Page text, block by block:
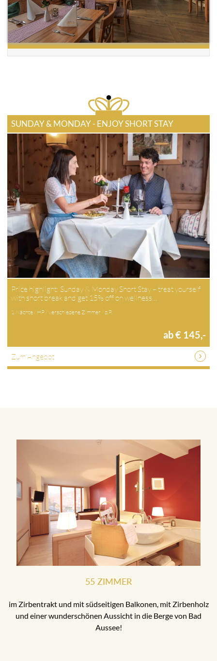
SUNDAY & MONDAY - ENJOY SHORT STAY
Price highlight: Sunday & Monday Short Stay – treat yourself
with short break and get 15% off on wellness…
1 Nächte / HP / verschiedene Zimmer / p.P.
ab € 145,-
Zum Angebot
55 ZIMMER
im Zirbentrakt und mit südseitigen Balkonen, mit Zirbenholz
und einer wunderschönen Aussicht in die Berge von Bad
Aussee!